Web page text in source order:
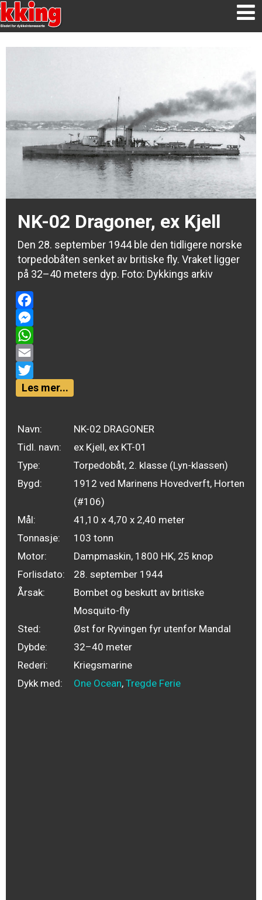
NK-02 Dragoner, ex Kjell
Den 28. september 1944 ble den tidligere norske
torpedobåten senket av britiske fly. Vraket ligger
på 32–40 meters dyp. Foto: Dykkings arkiv
Facebook
Messenger
WhatsApp
Email
Twitter
Les mer...
Navn:
NK-02 DRAGONER
Tidl. navn:
ex Kjell, ex KT-01
Type:
Torpedobåt, 2. klasse (Lyn-klassen)
Bygd:
1912 ved Marinens Hovedverft, Horten
(#106)
Mål:
41,10 x 4,70 x 2,40 meter
Tonnasje:
103 tonn
Motor:
Dampmaskin, 1800 HK, 25 knop
Forlisdato:
28. september 1944
Årsak:
Bombet og beskutt av britiske
Mosquito-fly
Sted:
Øst for Ryvingen fyr utenfor Mandal
Dybde:
32–40 meter
Rederi:
Kriegsmarine
Dykk med:
One Ocean, Tregde Ferie